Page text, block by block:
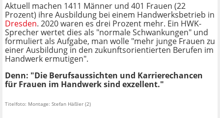
Aktuell machen 1411 Männer und 401 Frauen (22
Prozent) ihre Ausbildung bei einem Handwerksbetrieb in
Dresden. 2020 waren es drei Prozent mehr. Ein HWK-
Sprecher wertet dies als "normale Schwankungen" und
formuliert als Aufgabe, man wolle "mehr junge Frauen zu
einer Ausbildung in den zukunftsorientierten Berufen im
Handwerk ermutigen".
Denn: "Die Berufsaussichten und Karrierechancen
für Frauen im Handwerk sind exzellent."
Titelfoto: Montage: Stefan Häßler (2)